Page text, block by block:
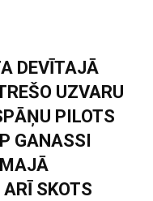
DEVĪTAJĀ
UZVARU
PILOTS
GANASSI
SKOTS